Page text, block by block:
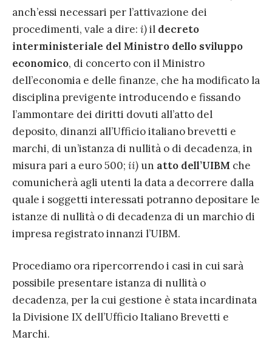
anch’essi necessari per l’attivazione dei
procedimenti, vale a dire: i)il decreto
interministeriale del Ministro dello sviluppo
economico, di concerto con il Ministro
dell’economia e delle finanze, che ha modificato la
disciplina previgente introducendo e fissando
l’ammontare dei diritti dovuti all’atto del
deposito, dinanzi all’Ufficio italiano brevetti e
marchi, di un’istanza di nullità o di decadenza, in
misura pari a euro 500; ii) un atto dell’UIBM che
comunicherà agli utenti la data a decorrere dalla
quale i soggetti interessati potranno depositare le
istanze di nullità o di decadenza di un marchio di
impresa registrato innanzi l’UIBM.
Procediamo ora ripercorrendo i casi in cui sarà
possibile presentare istanza di nullità o
decadenza, per la cui gestione è stata incardinata
la Divisione IX dell’Ufficio Italiano Brevetti e
Marchi.